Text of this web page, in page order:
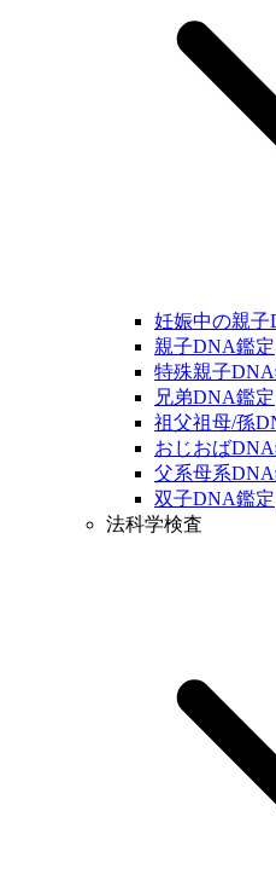
妊娠中の親子
親子DNA鑑定
特殊親子
兄弟DNA鑑定
祖父祖母/孫
おじおば
父系母系
双子DNA鑑定
法科学検査